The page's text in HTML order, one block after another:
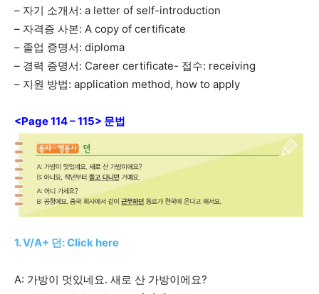
– 자기 소개서: a letter of self-introduction
– 자격증 사본: A copy of certificate
– 졸업 증명서: diploma
– 경력 증명서: Career certificate- 접수: receiving
– 지원 방법: application method, how to apply
<Page 114 – 115> 문법
1. V/A+ 던: Click here
A: 가방이 멋있네요. 새로 산 가방이에요?